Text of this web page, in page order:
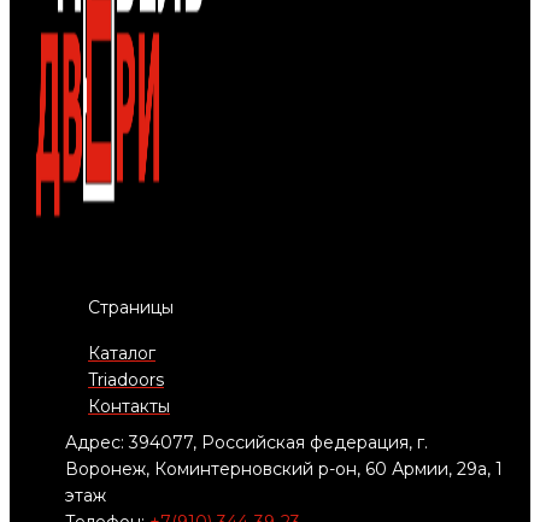
Страницы
Каталог
Triadoors
Контакты
Адрес: 394077, Российская федерация, г.
Воронеж, Коминтерновский р-он, 60 Армии, 29а, 1
этаж